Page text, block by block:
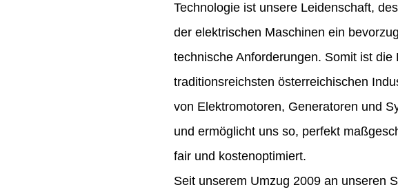
Technologie ist unsere Leidenschaft,
der elektrischen Maschinen ein
technische Anforderungen. Somit ist
traditionsreichsten österreichischen
von Elektromotoren, Generatoren und
und ermöglicht uns so, perfekt
fair und kostenoptimiert.
Seit unserem Umzug 2009 an unseren